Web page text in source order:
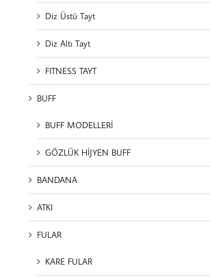
Diz Üstü Tayt
Diz Altı Tayt
FITNESS TAYT
BUFF
BUFF MODELLERİ
GÖZLÜK HİJYEN BUFF
BANDANA
ATKI
FULAR
KARE FULAR